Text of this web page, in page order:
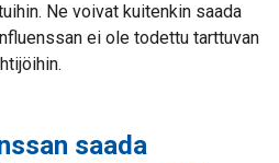
Ne voivat kuitenkin saada
ei ole todettu tarttuvan
saada